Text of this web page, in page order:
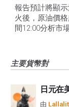
報告預計將顯
火後，原油價
間12:00分析市
主要貨幣對
日元在
由